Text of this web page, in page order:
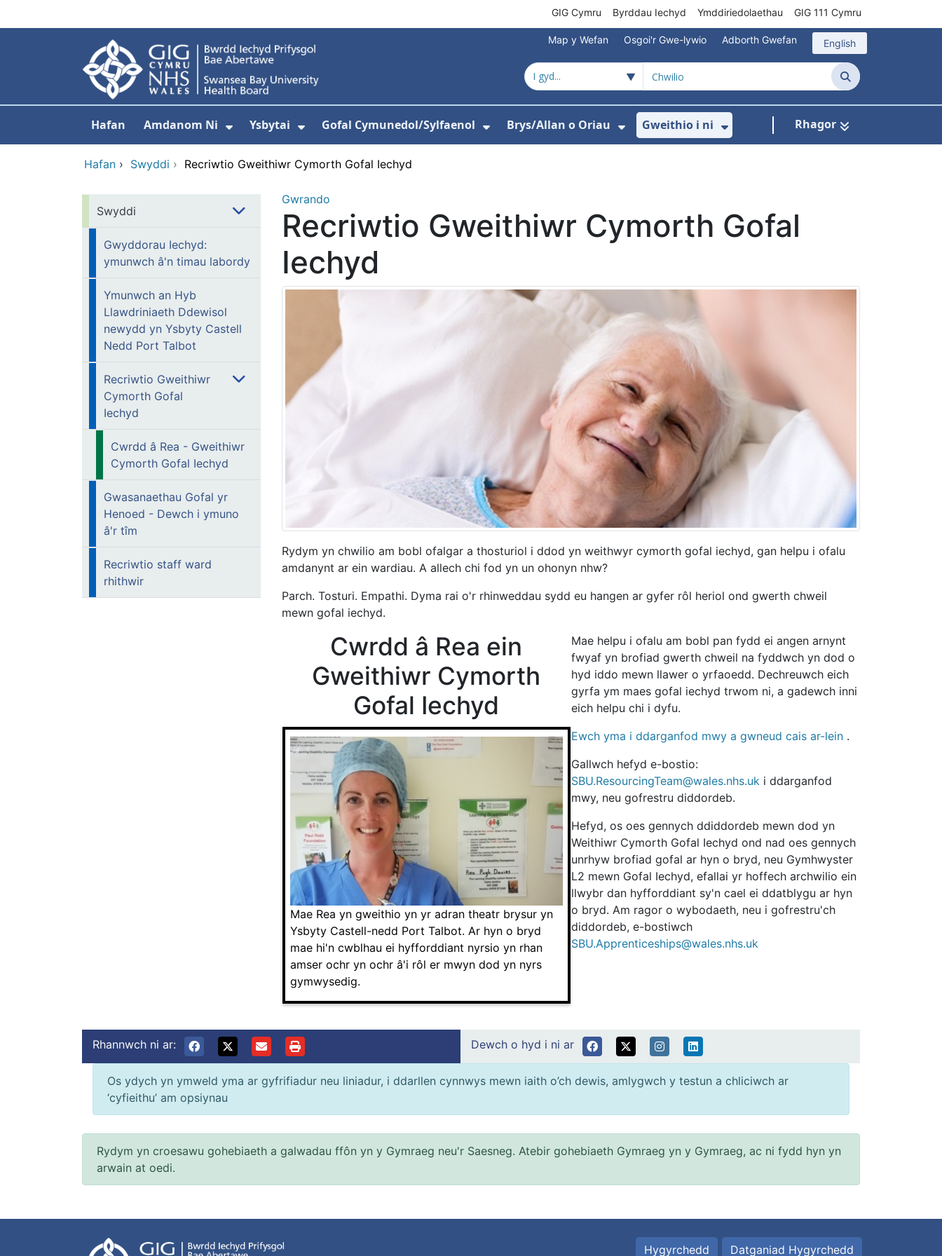
GIG Cymru Byrddau Iechyd Ymddiriedolaethau GIG 111 Cymru
Map y Wefan Osgoi'r Gwe-lywio Adborth Gwefan English
Chwilio
Hafan Amdanom Ni Ysbytai Gofal Cymunedol/Sylfaenol
Dangos isddewislen ar gyfer Gofal Cymunedol/Sylfaenol
Brys/Allan o Oriau
Dangos isddewislen ar gyfer Brys/Allan o
Gweithio i ni
Dangos isddewislen ar gyfer
Rhagor
Hafan › Swyddi › Recriwtio Gweithiwr Cymorth Gofal Iechyd
Swyddi
Gwyddorau Iechyd:
ymunwch â'n timau labordy
Ymunwch an Hyb
Llawdriniaeth Ddewisol
newydd yn Ysbyty Castell
Nedd Port Talbot
Recriwtio Gweithiwr
Cymorth Gofal
Iechyd
Cwrdd â Rea - Gweithiwr
Cymorth Gofal Iechyd
Gwasanaethau Gofal yr
Henoed - Dewch i ymuno
â'r tîm
Recriwtio staff ward
rhithwir
Gwrando
Recriwtio Gweithiwr Cymorth Gofal
Iechyd
Rydym yn chwilio am bobl ofalgar a thosturiol i ddod yn weithwyr cymorth gofal iechyd, gan helpu i ofalu
amdanynt ar ein wardiau. A allech chi fod yn un ohonyn nhw?
Parch. Tosturi. Empathi. Dyma rai o'r rhinweddau sydd eu hangen ar gyfer rôl heriol ond gwerth chweil
mewn gofal iechyd.
Cwrdd â Rea ein
Gweithiwr Cymorth
Gofal Iechyd
Mae Rea yn gweithio yn yr adran theatr brysur yn
Ysbyty Castell-nedd Port Talbot. Ar hyn o bryd
mae hi'n cwblhau ei hyfforddiant nyrsio yn rhan
amser ochr yn ochr â'i rôl er mwyn dod yn nyrs
gymwysedig.
Mae helpu i ofalu am bobl pan fydd ei angen arnynt
fwyaf yn brofiad gwerth chweil na fyddwch yn dod o
hyd iddo mewn llawer o yrfaoedd. Dechreuwch eich
gyrfa ym maes gofal iechyd trwom ni, a gadewch inni
eich helpu chi i dyfu.
Ewch yma i ddarganfod mwy a gwneud cais ar-lein.
Gallwch hefyd e-bostio:
SBU.ResourcingTeam@wales.nhs.uk i ddarganfod
mwy, neu gofrestru diddordeb.
Hefyd, os oes gennych ddiddordeb mewn dod yn
Weithiwr Cymorth Gofal Iechyd ond nad oes gennych
unrhyw brofiad gofal ar hyn o bryd, neu Gymhwyster
L2 mewn Gofal Iechyd, efallai yr hoffech archwilio ein
llwybr dan hyfforddiant sy'n cael ei ddatblygu ar hyn
o bryd. Am ragor o wybodaeth, neu i gofrestru'ch
diddordeb, e-bostiwch
SBU.Apprenticeships@wales.nhs.uk
Rhannwch ni ar: Dewch o hyd i ni ar
Os ydych yn ymweld yma ar gyfrifiadur neu liniadur, i ddarllen cynnwys mewn iaith o’ch dewis, amlygwch y testun a chliciwch ar
‘cyfieithu’ am opsiynau
Rydym yn croesawu gohebiaeth a galwadau ffôn yn y Gymraeg neu'r Saesneg. Atebir gohebiaeth Gymraeg yn y Gymraeg, ac ni fydd hyn yn
arwain at oedi.
Hygyrchedd Datganiad Hygyrchedd